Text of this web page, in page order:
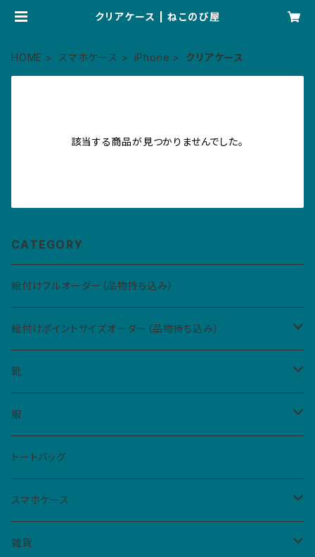
クリアケース | ねこのび屋
HOME スマホケース iPhone クリアケース
該当する商品が見つかりませんでした。
CATEGORY
絵付けフルオーダー（品物持ち込み）
絵付けポイントサイズオーダー（品物持ち込み）
Sサイズ（5cm四方、2カ所まで）
Mサイズ（10cm四方、1カ所）
靴
レディース
ハイカットスニーカー
スリッポン
メンズ
ベビー・キッズ
服
Tシャツ
男女共用S
男女共用M
シャツ
レディースM
トートバッグ
スマホケース
iPhone
雑貨